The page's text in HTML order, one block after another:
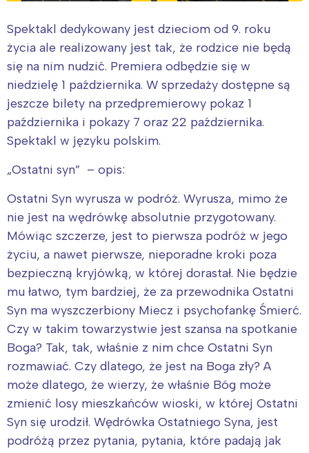
Spektakl dedykowany jest dzieciom od 9. roku
życia ale realizowany jest tak, że rodzice nie będą
się na nim nudzić. Premiera odbędzie się w
niedzielę 1 października. W sprzedaży dostępne są
jeszcze bilety na przedpremierowy pokaz 1
października i pokazy 7 oraz 22 października.
Spektakl w języku polskim.
„Ostatni syn” – opis:
Ostatni Syn wyrusza w podróż. Wyrusza, mimo że
nie jest na wędrówkę absolutnie przygotowany.
Mówiąc szczerze, jest to pierwsza podróż w jego
życiu, a nawet pierwsze, nieporadne kroki poza
bezpieczną kryjówką, w której dorastał. Nie będzie
mu łatwo, tym bardziej, że za przewodnika Ostatni
Syn ma wyszczerbiony Miecz i psychofankę Śmierć.
Czy w takim towarzystwie jest szansa na spotkanie
Boga? Tak, tak, właśnie z nim chce Ostatni Syn
rozmawiać. Czy dlatego, że jest na Boga zły? A
może dlatego, że wierzy, że właśnie Bóg może
zmienić losy mieszkańców wioski, w której Ostatni
Syn się urodził. Wędrówka Ostatniego Syna, jest
podróżą przez pytania, pytania, które padają jak